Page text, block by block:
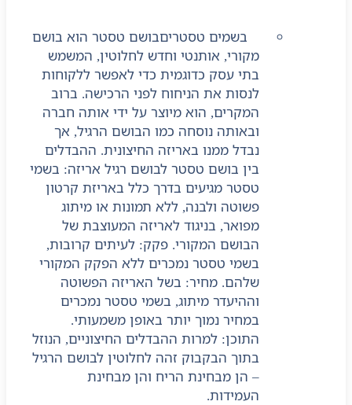
בשמים טסטריםבושם טסטר הוא בושם
מקורי, אותנטי וחדש לחלוטין, המשמש
בתי עסק כדוגמית כדי לאפשר ללקוחות
לנסות את הניחוח לפני הרכישה. ברוב
המקרים, הוא מיוצר על ידי אותה חברה
ובאותה נוסחה כמו הבושם הרגיל, אך
נבדל ממנו באריזה החיצונית. ההבדלים
בין בושם טסטר לבושם רגיל אריזה: בשמי
טסטר מגיעים בדרך כלל באריזת קרטון
פשוטה ולבנה, ללא תמונות או מיתוג
מפואר, בניגוד לאריזה המעוצבת של
הבושם המקורי. פקק: לעיתים קרובות,
בשמי טסטר נמכרים ללא הפקק המקורי
שלהם. מחיר: בשל האריזה הפשוטה
וההיעדר מיתוג, בשמי טסטר נמכרים
במחיר נמוך יותר באופן משמעותי.
התוכן: למרות ההבדלים החיצוניים, הנוזל
בתוך הבקבוק זהה לחלוטין לבושם הרגיל
– הן מבחינת הריח והן מבחינת
העמידות.